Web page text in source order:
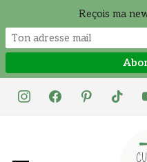
instagramfacebookpinteresttiktok
Reçois ma